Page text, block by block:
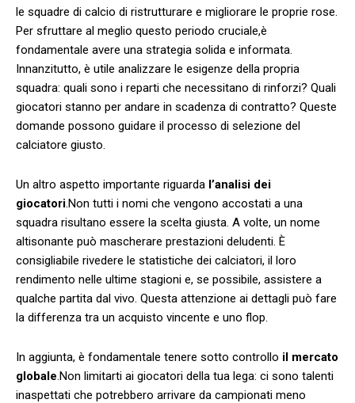
le squadre di calcio di ristrutturare e migliorare le proprie rose.
Per sfruttare al meglio questo periodo cruciale,è
fondamentale avere‍ una strategia solida e informata.
Innanzitutto, è utile analizzare ⁤le esigenze della‌ propria
squadra: quali sono ‌i reparti ‍che necessitano di rinforzi? ⁢Quali
giocatori stanno per andare in scadenza di contratto? Queste
domande possono⁤ guidare il processo di ⁤selezione del
calciatore giusto.
Un altro ‌aspetto importante riguarda l’analisi dei
giocatori.Non tutti i nomi che vengono accostati a una
squadra risultano essere la scelta ⁢giusta. A volte,‍ un ⁣nome
altisonante ⁣può mascherare prestazioni deludenti. È
consigliabile rivedere le ‍statistiche dei‌ calciatori, il loro
rendimento nelle ultime⁣ stagioni e, se possibile, assistere a‌
qualche partita dal vivo. Questa attenzione ​ai dettagli ⁢può fare⁣
la differenza⁢ tra ‌un acquisto vincente e⁣ uno flop.
In⁤ aggiunta,‌ è fondamentale ⁣tenere sotto controllo il‍ mercato
‍globale .Non limitarti ai giocatori della tua lega: ci sono ⁤talenti
inaspettati che potrebbero arrivare da ​campionati meno